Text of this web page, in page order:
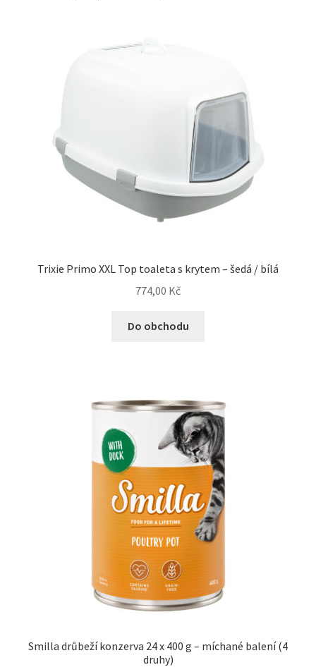
Trixie Primo XXL Top toaleta s krytem – šedá / bílá
774,00 Kč
Do obchodu
Smilla drůbeží konzerva 24 x 400 g – míchané balení (4
druhy)